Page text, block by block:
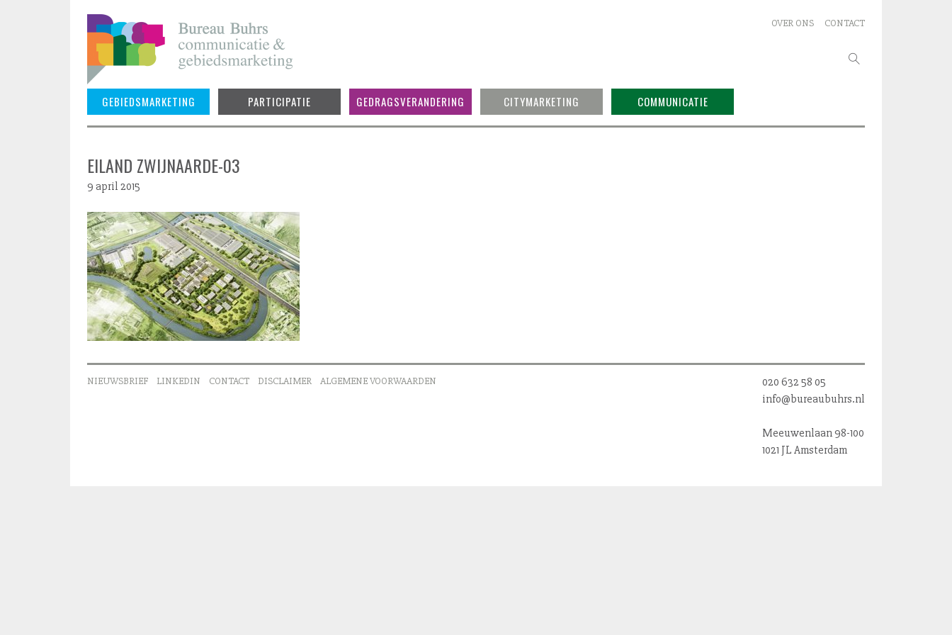
Skip
to
content
OVER ONS CONTACT
GEBIEDSMARKETING PARTICIPATIE GEDRAGSVERANDERING CITYMARKETING COMMUNICATIE
EILAND ZWIJNAARDE-03
9 april 2015
020 632 58 05
info@bureaubuhrs.nl
Meeuwenlaan 98-100
1021 JL Amsterdam
NIEUWSBRIEF LINKEDIN CONTACT DISCLAIMER ALGEMENE VOORWAARDEN